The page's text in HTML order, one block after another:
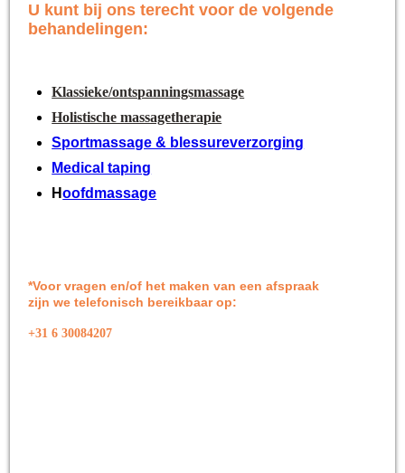
U kunt bij ons terecht voor de volgende
behandelingen:
Klassieke/ontspanningsmassage
Holistische massagetherapie
Sportmassage & blessureverzorging
Medical taping
Hoofdmassage
*Voor vragen en/of het maken van een afspraak
zijn we telefonisch bereikbaar op:
+31 6 30084207